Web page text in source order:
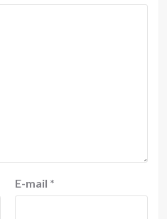
E-mail *